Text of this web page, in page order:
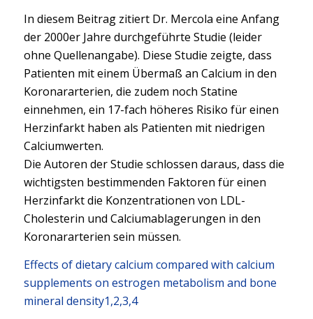
In diesem Beitrag zitiert Dr. Mercola eine Anfang
der 2000er Jahre durchgeführte Studie (leider
ohne Quellenangabe). Diese Studie zeigte, dass
Patienten mit einem Übermaß an Calcium in den
Koronararterien, die zudem noch Statine
einnehmen, ein 17-fach höheres Risiko für einen
Herzinfarkt haben als Patienten mit niedrigen
Calciumwerten.
Die Autoren der Studie schlossen daraus, dass die
wichtigsten bestimmenden Faktoren für einen
Herzinfarkt die Konzentrationen von LDL-
Cholesterin und Calciumablagerungen in den
Koronararterien sein müssen.
Effects of dietary calcium compared with calcium
supplements on estrogen metabolism and bone
mineral density1,2,3,4